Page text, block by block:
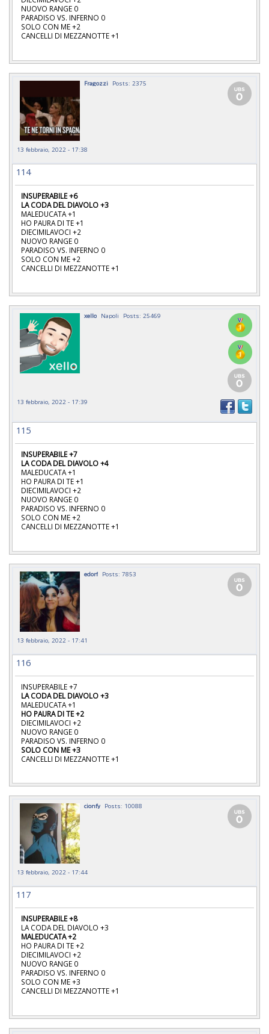
NUOVO RANGE 0
PARADISO VS. INFERNO 0
SOLO CON ME +2
CANCELLI DI MEZZANOTTE +1
Fragozzi Posts: 2375
13 febbraio, 2022 - 17:38
114
INSUPERABILE +6
LA CODA DEL DIAVOLO +3
MALEDUCATA +1
HO PAURA DI TE +1
DIECIMILAVOCI +2
NUOVO RANGE 0
PARADISO VS. INFERNO 0
SOLO CON ME +2
CANCELLI DI MEZZANOTTE +1
xello Napoli Posts: 25469
13 febbraio, 2022 - 17:39
115
INSUPERABILE +7
LA CODA DEL DIAVOLO +4
MALEDUCATA +1
HO PAURA DI TE +1
DIECIMILAVOCI +2
NUOVO RANGE 0
PARADISO VS. INFERNO 0
SOLO CON ME +2
CANCELLI DI MEZZANOTTE +1
edorf Posts: 7853
13 febbraio, 2022 - 17:41
116
INSUPERABILE +7
LA CODA DEL DIAVOLO +3
MALEDUCATA +1
HO PAURA DI TE +2
DIECIMILAVOCI +2
NUOVO RANGE 0
PARADISO VS. INFERNO 0
SOLO CON ME +3
CANCELLI DI MEZZANOTTE +1
cionfy Posts: 10088
13 febbraio, 2022 - 17:44
117
INSUPERABILE +8
LA CODA DEL DIAVOLO +3
MALEDUCATA +2
HO PAURA DI TE +2
DIECIMILAVOCI +2
NUOVO RANGE 0
PARADISO VS. INFERNO 0
SOLO CON ME +3
CANCELLI DI MEZZANOTTE +1